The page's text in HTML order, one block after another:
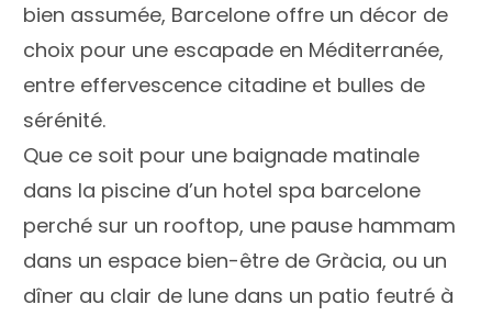
bien assumée, Barcelone offre un décor de
choix pour une escapade en Méditerranée,
entre effervescence citadine et bulles de
sérénité.
Que ce soit pour une baignade matinale
dans la piscine d’un hotel spa barcelone
perché sur un rooftop, une pause hammam
dans un espace bien-être de Gràcia, ou un
dîner au clair de lune dans un patio feutré à